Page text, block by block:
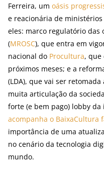
Ferreira, um oásis
e reacionária de
eles: marco regulatório das
(MROSC), que entra em
nacional do Procultura, que
próximos meses; e a
(LDA), que vai ser
muita articulação da
forte (e bem pago) lobby
acompanha o BaixaCultura
importância de uma
no cenário da tecnologia
mundo.